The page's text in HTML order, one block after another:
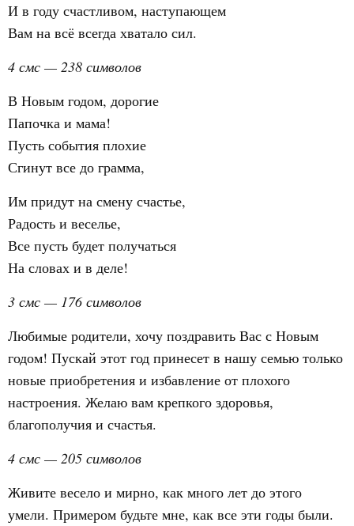
И в году счастливом, наступающем
Вам на всё всегда хватало сил.
4 смс — 238 символов
В Новым годом, дорогие
Папочка и мама!
Пусть события плохие
Сгинут все до грамма,
Им придут на смену счастье,
Радость и веселье,
Все пусть будет получаться
На словах и в деле!
3 смс — 176 символов
Любимые родители, хочу поздравить Вас с Новым
годом! Пускай этот год принесет в нашу семью только
новые приобретения и избавление от плохого
настроения. Желаю вам крепкого здоровья,
благополучия и счастья.
4 смс — 205 символов
Живите весело и мирно, как много лет до этого
умели. Примером будьте мне, как все эти годы были.